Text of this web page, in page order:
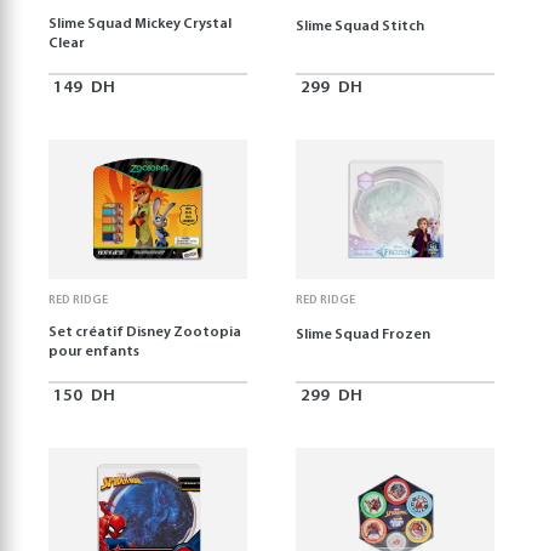
Slime Squad Mickey Crystal
Clear
149 DH
Slime Squad Stitch
299 DH
RED RIDGE
Set créatif Disney Zootopia
pour enfants
150 DH
RED RIDGE
Slime Squad Frozen
299 DH